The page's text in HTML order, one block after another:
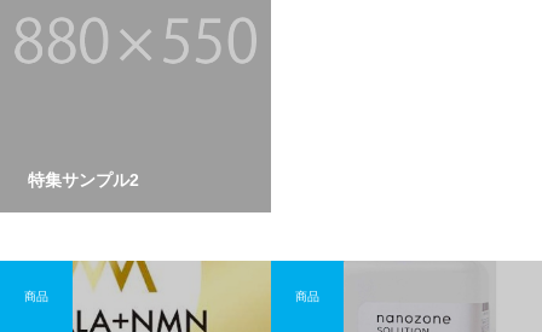
特集サンプル2
商品 商品